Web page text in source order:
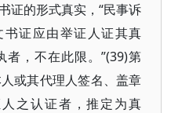
证的形式真实，“民事诉
书证应由举证人证其真
，不在此限。”(39)第
或其代理人签名、盖章
之认证者，推定为真